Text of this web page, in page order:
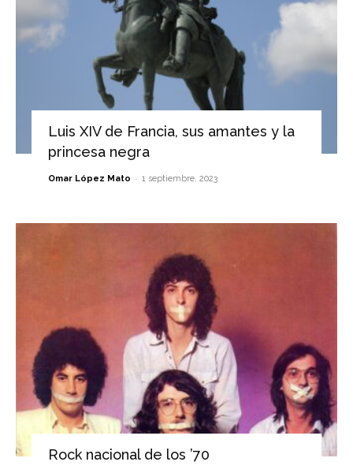
Luis XIV de Francia, sus amantes y la
princesa negra
Omar López Mato - 1 septiembre, 2023
Rock nacional de los ’70